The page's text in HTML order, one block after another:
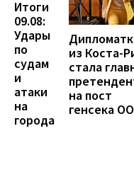
Итоги
09.08:
Удары
по
судам
и
атаки
на
города
из Коста-
стала
на пост
генсека